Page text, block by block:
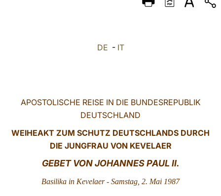
LATINE
DE - IT
APOSTOLISCHE REISE IN DIE BUNDESREPUBLIK
DEUTSCHLAND
WEIHEAKT ZUM SCHUTZ DEUTSCHLANDS DURCH
DIE JUNGFRAU VON KEVELAER
GEBET VON JOHANNES PAUL II.
Basilika in Kevelaer - Samstag, 2. Mai 1987